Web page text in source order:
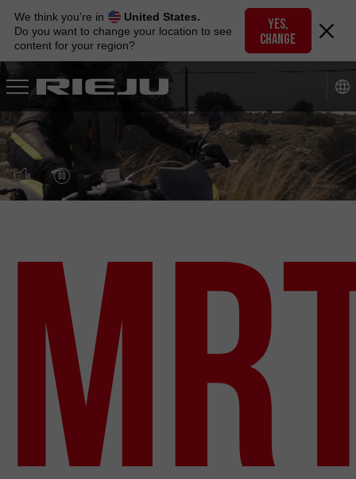
navigation
to
content
We think you're in
United States.
Do you want to change your location to see
content for your region?
YES,
CHANGE